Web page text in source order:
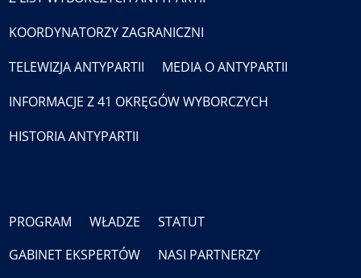
KOORDYNATORZY ZAGRANICZNI
TELEWIZJA ANTYPARTII
MEDIA O ANTYPARTII
INFORMACJE Z 41 OKRĘGÓW WYBORCZYCH
HISTORIA ANTYPARTII
PROGRAM WŁADZE
STATUT
GABINET EKSPERTÓW
NASI PARTNERZY